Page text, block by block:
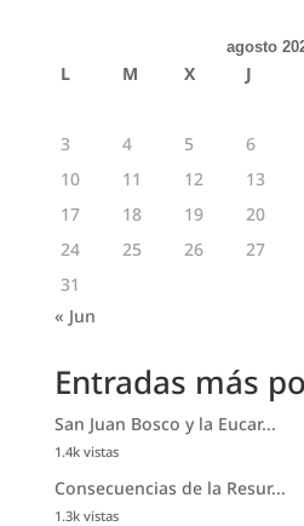
agosto
L M X J
3
4 5 6
10
11 12 13
17
18 19 20
24
25 26 27
31
« Jun
Entradas más
San Juan Bosco y la Eucar...
1.4k vistas
Consecuencias de la Resur...
1.3k vistas